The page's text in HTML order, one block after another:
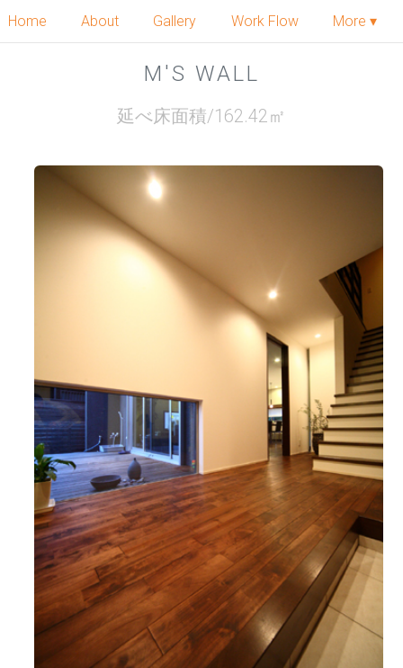
Home About Gallery Work Flow More ▾
M'S WALL
延べ床面積/162.42㎡